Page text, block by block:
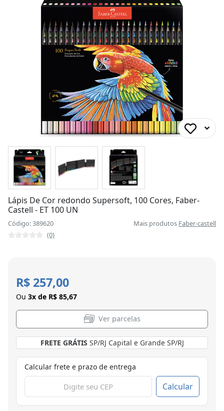
Lápis De Cor redondo Supersoft, 100 Cores, Faber-
Castell - ET 100 UN
Código: 389620 Mais produtos Faber-castell
(0)
R$ 257,00
Ou 3x de R$ 85,67
Ver parcelas
FRETE GRÁTIS SP/RJ Capital e Grande SP/RJ
Calcular frete e prazo de entrega
Calcular